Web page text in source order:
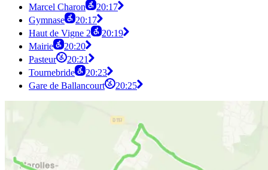
Marcel Charon
20:17
Gymnase
20:17
Haut de Vigne 2
20:19
Mairie
20:20
Pasteur
20:21
Tournebride
20:23
Gare de Ballancourt
20:25